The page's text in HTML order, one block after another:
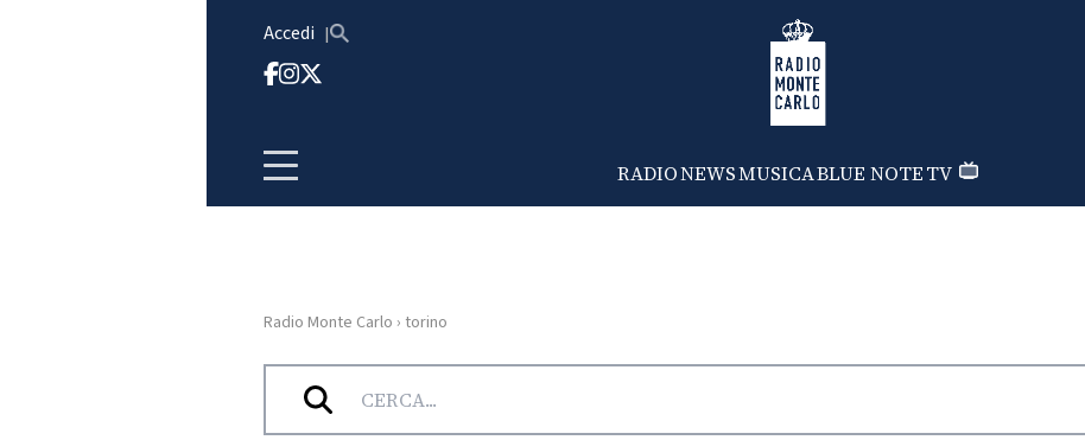
Accedi Radio Monte Carlo
RADIONEWSMUSICABLUE NOTETV
HOME
RADIO
Radio Monte Carlo › torino
Tag:torino